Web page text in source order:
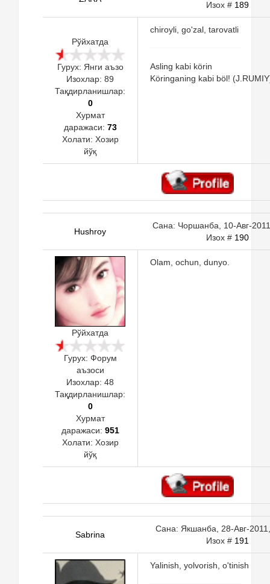
Изох # 189
Рўйхатда
Гурух: Янги аъзо
Изохлар: 89
Тақдирланишлар:
0
Хурмат
даражаси: 73
Холати: Хозир
йўқ
chiroyli, go'zal, tarovatli
Asling kabi körin
Köringaning kabi böl!
Hushroy
Сана: Чоршанба, 10-Авг-
Изох # 190
Рўйхатда
Гурух: Форум
аъзоси
Изохлар: 48
Тақдирланишлар:
0
Хурмат
даражаси: 951
Холати: Хозир
йўқ
Olam, ochun, dunyo.
Sabrina
Сана: Якшанба, 28-Авг-
Изох # 191
Yalinish, yolvorish, o'tinish